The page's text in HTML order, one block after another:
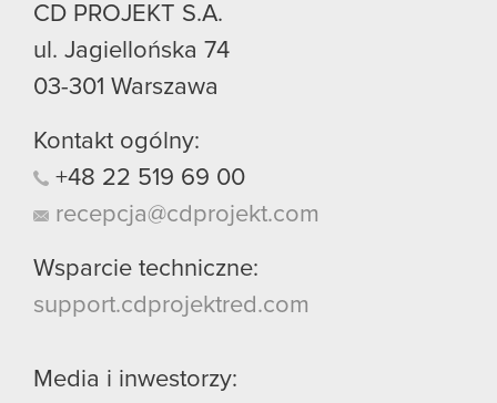
CD PROJEKT S.A.
ul. Jagiellońska 74
03-301 Warszawa
Kontakt ogólny:
+48 22 519 69 00
recepcja@cdprojekt.com
Wsparcie techniczne:
support.cdprojektred.com
Media i inwestorzy: